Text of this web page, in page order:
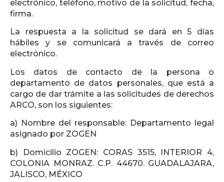
electrónico, teléfono, motivo de la solicitud, fecha,
firma.
La respuesta a la solicitud se dará en 5 días
hábiles y se comunicará a través de correo
electrónico.
Los datos de contacto de la persona o
departamento de datos personales, que está a
cargo de dar trámite a las solicitudes de derechos
ARCO, son los siguientes:
a) Nombre del responsable: Departamento legal
asignado por ZOGEN
b) Domicilio ZOGEN: CORAS 3515, INTERIOR 4,
COLONIA MONRAZ. C.P. 44670. GUADALAJARA,
JALISCO, MÉXICO